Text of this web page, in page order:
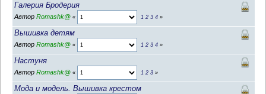
Галерия Бродерия
Автор Romashk@ « 1 2 3 4»
Вышивка детям
Автор Romashk@ « 1 2 3 4»
Настуня
Автор Romashk@ « 1 2 3»
Мода и модель. Вышивка крестом